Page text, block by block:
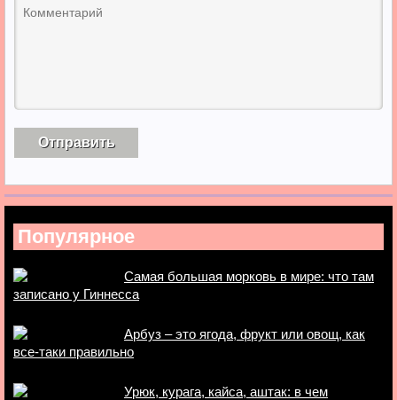
Популярное
Самая большая морковь в мире: что там
записано у Гиннесса
Арбуз – это ягода, фрукт или овощ, как
все-таки правильно
Урюк, курага, кайса, аштак: в чем